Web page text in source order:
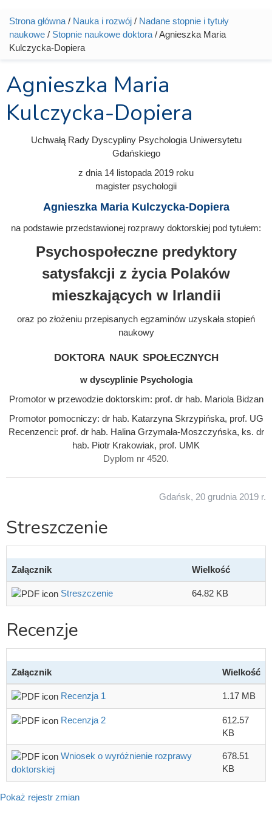
Jesteś tutaj
Strona główna / Nauka i rozwój / Nadane stopnie i tytuły
naukowe / Stopnie naukowe doktora / Agnieszka Maria
Kulczycka-Dopiera
Agnieszka Maria
Kulczycka-Dopiera
Uchwałą Rady Dyscypliny Psychologia Uniwersytetu
Gdańskiego
z dnia 14 listopada 2019 roku
magister psychologii
Agnieszka Maria Kulczycka-Dopiera
na podstawie przedstawionej rozprawy doktorskiej pod tytułem:
Psychospołeczne predyktory
satysfakcji z życia Polaków
mieszkających w Irlandii
oraz po złożeniu przepisanych egzaminów uzyskała stopień
naukowy
doktora nauk społecznych
w dyscyplinie Psychologia
Promotor w przewodzie doktorskim: prof. dr hab. Mariola Bidzan
Promotor pomocniczy: dr hab. Katarzyna Skrzypińska, prof. UG
Recenzenci: prof. dr hab. Halina Grzymała-Moszczyńska, ks. dr
hab. Piotr Krakowiak, prof. UMK
Dyplom nr 4520.
Gdańsk, 20 grudnia 2019 r.
Streszczenie
Załącznik Wielkość
Streszczenie 64.82 KB
Recenzje
Załącznik Wielkość
Recenzja 1 1.17 MB
Recenzja 2
612.57
KB
Wniosek o wyróżnienie rozprawy
doktorskiej
678.51
KB
Pokaż rejestr zmian